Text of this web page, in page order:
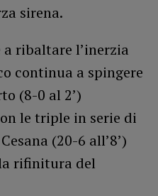
sirena.
ribaltare l’inerzia
continua a spingere
(8-0 al 2’)
le triple in serie di
(20-6 all’8’)
rifinitura del